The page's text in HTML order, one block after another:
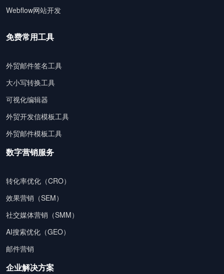
Webflow网站开发
免费常用工具
外贸邮件签名工具
大小写转换工具
可视化编辑器
外贸开发信模板工具
外贸邮件模板工具
数字营销服务
转化率优化（CRO）
效果营销（SEM）
社交媒体营销（SMM）
AI搜索优化（GEO）
邮件营销
企业解决方案